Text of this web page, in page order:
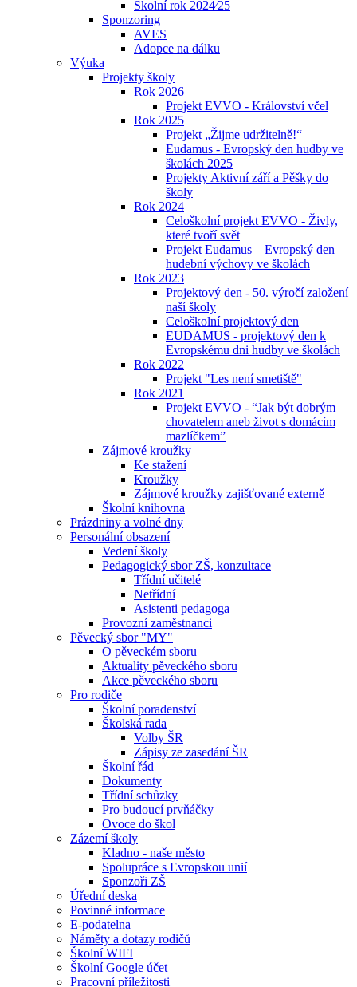
Školní rok 2024⁄25
Sponzoring
AVES
Adopce na dálku
Výuka
Projekty školy
Rok 2026
Projekt EVVO - Království včel
Rok 2025
Projekt „Žijme udržitelně!“
Eudamus - Evropský den hudby ve
školách 2025
Projekty Aktivní září a Pěšky do
školy
Rok 2024
Celoškolní projekt EVVO - Živly,
které tvoří svět
Projekt Eudamus – Evropský den
hudební výchovy ve školách
Rok 2023
Projektový den - 50. výročí založení
naší školy
Celoškolní projektový den
EUDAMUS - projektový den k
Evropskému dni hudby ve školách
Rok 2022
Projekt "Les není smetiště"
Rok 2021
Projekt EVVO - “Jak být dobrým
chovatelem aneb život s domácím
mazlíčkem”
Zájmové kroužky
Ke stažení
Kroužky
Zájmové kroužky zajišťované externě
Školní knihovna
Prázdniny a volné dny
Personální obsazení
Vedení školy
Pedagogický sbor ZŠ, konzultace
Třídní učitelé
Netřídní
Asistenti pedagoga
Provozní zaměstnanci
Pěvecký sbor "MY"
O pěveckém sboru
Aktuality pěveckého sboru
Akce pěveckého sboru
Pro rodiče
Školní poradenství
Školská rada
Volby ŠR
Zápisy ze zasedání ŠR
Školní řád
Dokumenty
Třídní schůzky
Pro budoucí prvňáčky
Ovoce do škol
Zázemí školy
Kladno - naše město
Spolupráce s Evropskou unií
Sponzoři ZŠ
Úřední deska
Povinné informace
E-podatelna
Náměty a dotazy rodičů
Školní WIFI
Školní Google účet
Pracovní příležitosti